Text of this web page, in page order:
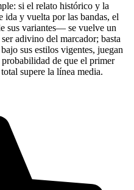
si el relato histórico y la
ida y vuelta por las bandas, el
sus variantes— se vuelve un
adivino del marcador; basta
sus estilos vigentes, juegan
de que el primer
supere la línea media.